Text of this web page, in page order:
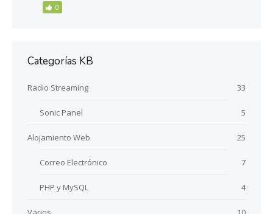
0
Categorías KB
Radio Streaming 33
Sonic Panel 5
Alojamiento Web 25
Correo Electrónico 7
PHP y MySQL 4